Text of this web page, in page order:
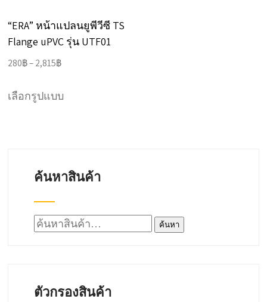
“ERA” หน้าแปลนยูพีวีซี TS
Flange uPVC รุ่น UTF01
280฿– 2,815฿Price
280฿
เลือกรูปแบบ
The
may
the
ค้นหาสินค้า
ค้นหา: ค้นหา
ตัวกรองสินค้า